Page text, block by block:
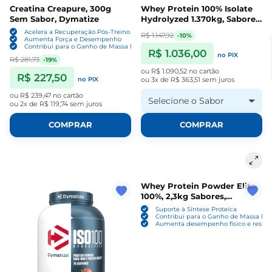
Creatina Creapure, 300g
Sem Sabor, Dymatize
Acelera a Recuperação Pós-Treino
Aumenta Força e Desempenho
Contribui para o Ganho de Massa Magra
R$ 281,73 -19%
R$ 227,50 no PIX
ou R$ 239,47 no cartão
ou 2x de R$ 119,74 sem juros
COMPRAR
Whey Protein 100% Isolate
Hydrolyzed 1.370kg, Sabores,
25g Proteína Por Dose,
Dymatize ISO100
R$ 1.147,92 -10%
R$ 1.036,00 no PIX
ou R$ 1.090,52 no cartão
ou 3x de R$ 363,51 sem juros
Selecione o Sabor
COMPRAR
Whey Protein Powder Elite
100%, 2,3kg Sabores,
Dymatize
Suporte à Síntese Proteica
Contribui para o Ganho de Massa
Aumenta desempenho físico e